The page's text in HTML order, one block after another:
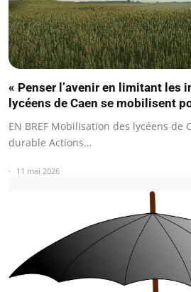
« Penser l’avenir en limitant les
lycéens de Caen se mobilisent
EN BREF Mobilisation des lycéens
durable Actions…
11 mai 2026